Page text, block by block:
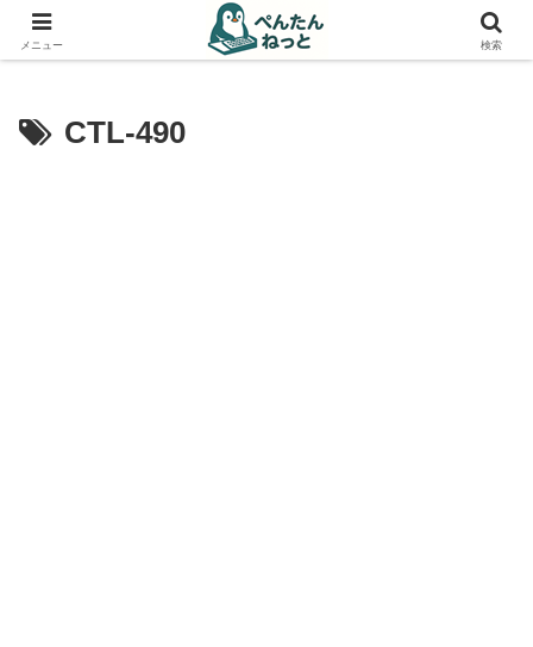
PCやガジェットの備忘録
CTL-490
メニュー 検索